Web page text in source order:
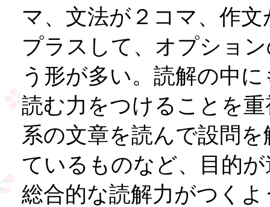
マ、文法が２コマ、作
プラスして、オプショ
う形が多い。読解の中
読む力をつけることを
系の文章を読んで設問
ているものなど、目的
総合的な読解力がつく